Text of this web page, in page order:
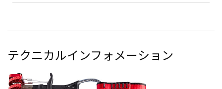
かるところ。複数持ったときの差は大きい。
耐久性は“消耗前提”。長く使い倒すというより、軽さを
に入ってます！
テクニカルインフォメーション